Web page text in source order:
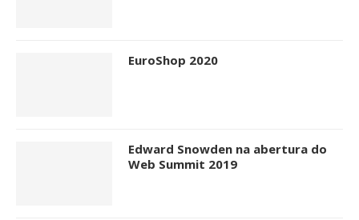
EuroShop 2020
Edward Snowden na abertura do
Web Summit 2019